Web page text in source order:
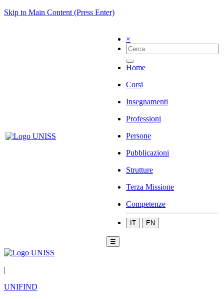
Skip to Main Content (Press Enter)
×
Home
Corsi
Insegnamenti
Professioni
Persone
Pubblicazioni
Strutture
Terza Missione
Competenze
IT EN
☰
|
UNIFIND